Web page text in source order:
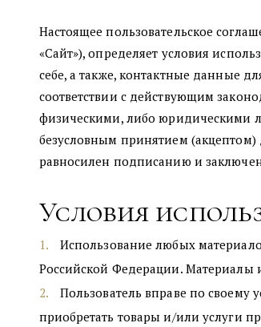
Настоящее пользовательское
«Сайт»), определяет условия
себе, а также, контактные данные
соответствии с действующим
физическими, либо юридическими
безусловным принятием
равносилен подписанию и
Условия
Использование любых
Российской Федерации. Материалы
Пользователь вправе по своему
приобретать товары и/или услуги